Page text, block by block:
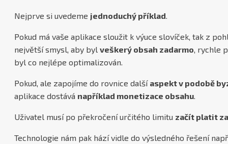
Nejprve si uvedeme jednoduchý příklad.
Pokud má vaše aplikace sloužit k výuce slovíček, tak z
největší smysl, aby byl veškerý obsah zadarmo, rychle
byl co nejlépe optimalizován.
Pokud, ale zapojíme do rovnice další aspekt v podobě
aplikace dostává například monetizace obsahu.
Uživatel musí po překročení určitého limitu začít platit
Technologie nám pak hází vidle do výsledného řešení